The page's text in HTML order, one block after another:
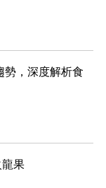
勢，深度解析食
果